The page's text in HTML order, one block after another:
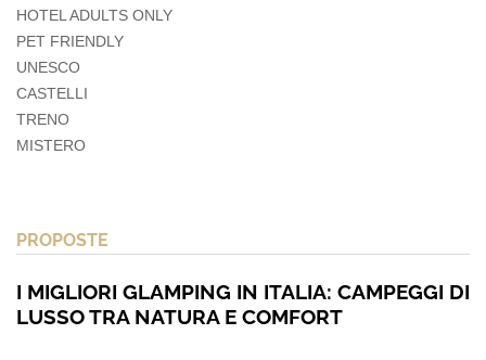
HOTEL ADULTS ONLY
PET FRIENDLY
UNESCO
CASTELLI
TRENO
MISTERO
PROPOSTE
I MIGLIORI GLAMPING IN ITALIA: CAMPEGGI DI
LUSSO TRA NATURA E COMFORT